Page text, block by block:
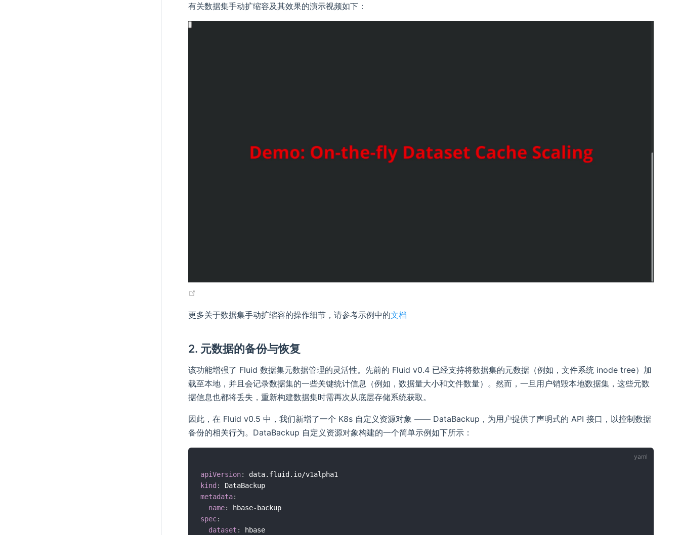
有关数据集手动扩缩容及其效果的演示视频如下：
更多关于数据集手动扩缩容的操作细节，请参考示例中的文档
2. 元数据的备份与恢复
该功能增强了 Fluid 数据集元数据管理的灵活性。先前的 Fluid v0.4 已经支持将数据集的元数据（例如，文件系统 inode tree）加
载至本地，并且会记录数据集的一些关键统计信息（例如，数据量大小和文件数量）。然而，一旦用户销毁本地数据集，这些元数
据信息也都将丢失，重新构建数据集时需再次从底层存储系统获取。
因此，在 Fluid v0.5 中，我们新增了一个 K8s 自定义资源对象 —— DataBackup，为用户提供了声明式的 API 接口，以控制数据
备份的相关行为。DataBackup 自定义资源对象构建的一个简单示例如下所示：
apiVersion:
kind :
metadata:
name: hbase-
spec:
dataset :
hbase